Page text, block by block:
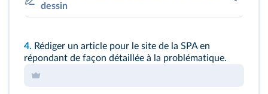
dessin
4. Rédiger un article pour le site de la SPA en
répondant de façon détaillée à la problématique.